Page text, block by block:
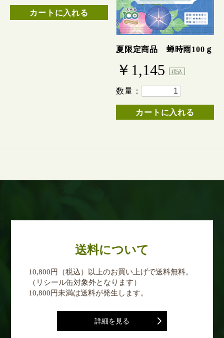
カートに入れる
夏限定商品 蝉時雨100ｇ
￥1,145 税込
数量：
カートに入れる
お買い物を続ける カートへ進む
送料について
10,800円（税込）以上のお買い上げで送料無料。
（リシール缶対象外となります）
10,800円未満は送料が発生します。
詳細を見る